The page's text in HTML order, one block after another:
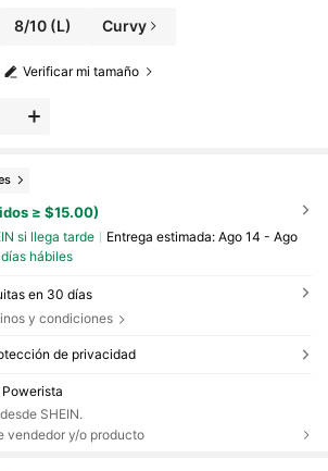
8/10(L) Curvy
Verificar mi tamaño
≥ $15.00)
si llega tarde Entrega estimada: Ago 14 - Ago
hábiles
en 30 días
y condiciones
de privacidad
Powerista
SHEIN.
vendedor y/o producto